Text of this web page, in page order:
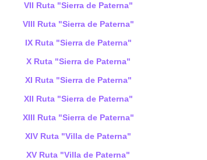
VII Ruta "Sierra de Paterna"
VIII Ruta "Sierra de Paterna"
IX Ruta "Sierra de Paterna"
X Ruta "Sierra de Paterna"
XI Ruta "Sierra de Paterna"
XII Ruta "Sierra de Paterna"
XIII Ruta "Sierra de Paterna"
XIV Ruta "Villa de Paterna"
XV Ruta "Villa de Paterna"